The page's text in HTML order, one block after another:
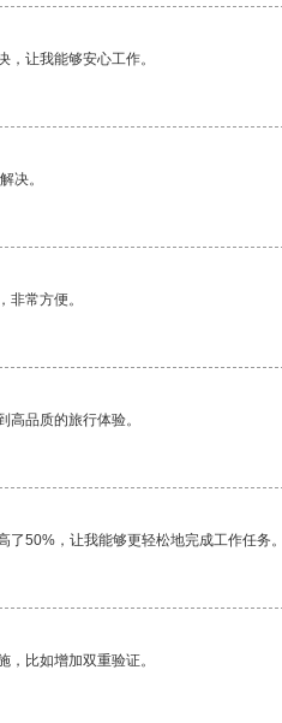
让我能够安心工作。
决。
常方便。
品质的旅行体验。
50%，让我能够更轻松地完成工作任务。
比如增加双重验证。